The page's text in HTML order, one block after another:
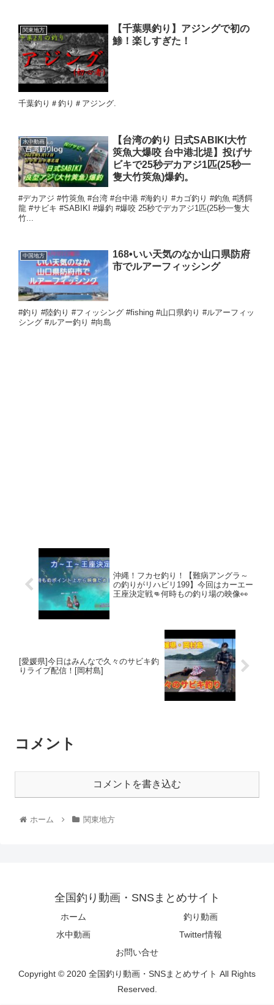
関東地方
【千葉県釣り】アジングで初の
鯵！楽しすぎた！
千葉釣り＃釣り＃アジング.
水中動画
【台湾の釣り 日式SABIKI大竹
筴魚大爆咬 台中港北堤】投げサ
ビキで25秒デカアジ1匹(25秒一
隻大竹筴魚)爆釣。
#デカアジ #竹筴魚 #台湾 #台中港 #海釣り #カゴ釣り #釣魚 #誘餌
龍 #サビキ #SABIKI #爆釣 #爆咬 25秒でデカアジ1匹(25秒一隻大
竹...
中国地方
168•いい天気のなか山口県防府
市でルアーフィッシング
#釣り #陸釣り #フィッシング #fishing #山口県釣り #ルアーフィッ
シング #ルアー釣り #向島
沖縄！フカセ釣り！【難病アングラ～
の釣りがリハビリ199】今回はカーエー
王座決定戦👊何時もの釣り場の映像👀
[愛媛県]今日はみんなで久々のサビキ釣
りライブ配信！[岡村島]
コメント
コメントを書き込む
ホーム 関東地方
全国釣り動画・SNSまとめサイト
ホーム
釣り動画
水中動画
Twitter情報
お問い合せ
Copyright © 2020 全国釣り動画・SNSまとめサイト All Rights
Reserved.